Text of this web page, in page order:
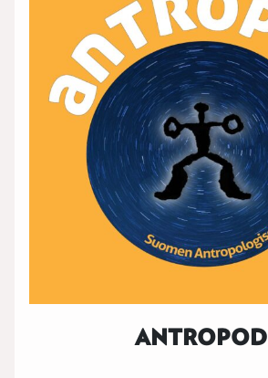
ANTROPODI